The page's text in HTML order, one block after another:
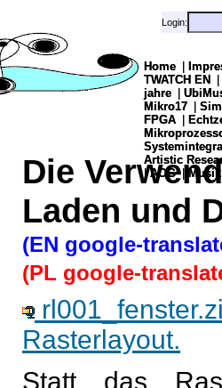
Home
TWATCH EN
jahre
Mikro17
FPGA
Artistic
|AOG | Musik
Login:
Home
TWATCH EN
jahre
Mikro17
FPGA
Artistic
|AOG | Musik
Login:
Die
Laden und
(EN google-
(PL google-
Rasterlayout.
Statt das